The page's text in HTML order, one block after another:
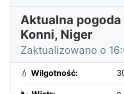
Aktualna pogoda
Konni, Niger
Zaktualizowano o
💧 Wilgotność: